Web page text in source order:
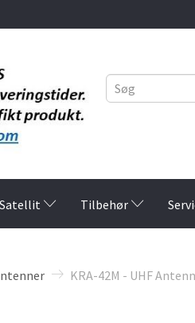
Satellit Tilbehør
KRA-42M - UHF